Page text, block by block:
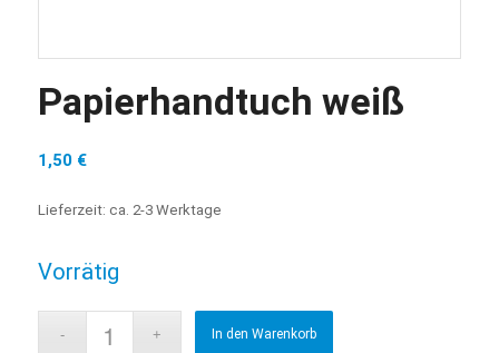
Papierhandtuch weiß
1,50 €
Lieferzeit: ca. 2-3 Werktage
Vorrätig
In den Warenkorb